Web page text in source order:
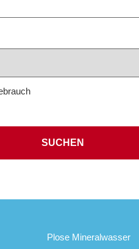
SUCHEN
Plose Mineralwasser